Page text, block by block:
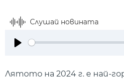
Слушай новината
Лятото на 2024 г. е най-